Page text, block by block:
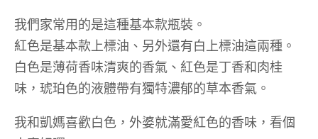
我們家常用的是這種基本款瓶裝。
紅色是基本款上標油、另外還有白上標油這兩種。
白色是薄荷香味清爽的香氣、紅色是丁香和肉桂
味，琥珀色的液體帶有獨特濃郁的草本香氣。
我和凱媽喜歡白色，外婆就滿愛紅色的香味，看個